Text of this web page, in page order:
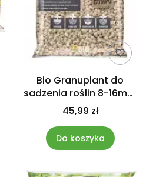
Bio Granuplant do
sadzenia roślin 8-16mm
10L COMPO
45,99 zł
Do koszyka